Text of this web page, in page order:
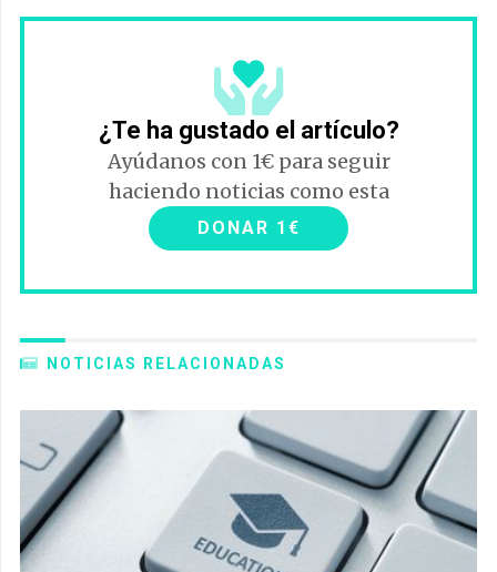
¿Te ha gustado el artículo?
Ayúdanos con 1€ para seguir
haciendo noticias como esta
DONAR 1€
NOTICIAS RELACIONADAS